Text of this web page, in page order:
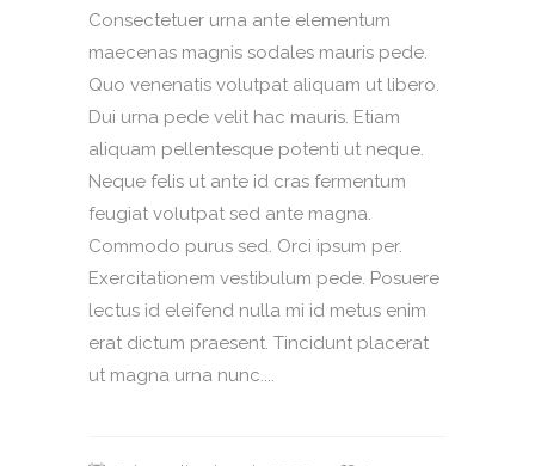
Consectetuer urna ante elementum
maecenas magnis sodales mauris pede.
Quo venenatis volutpat aliquam ut libero.
Dui urna pede velit hac mauris. Etiam
aliquam pellentesque potenti ut neque.
Neque felis ut ante id cras fermentum
feugiat volutpat sed ante magna.
Commodo purus sed. Orci ipsum per.
Exercitationem vestibulum pede. Posuere
lectus id eleifend nulla mi id metus enim
erat dictum praesent. Tincidunt placerat
ut magna urna nunc....